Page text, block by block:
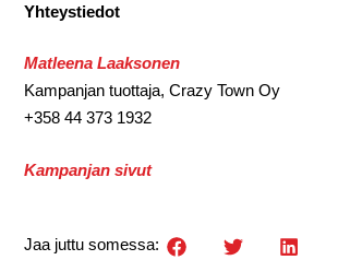
Yhteystiedot
Matleena Laaksonen
Kampanjan tuottaja, Crazy Town Oy
+358 44 373 1932
Kampanjan sivut
Jaa juttu somessa: